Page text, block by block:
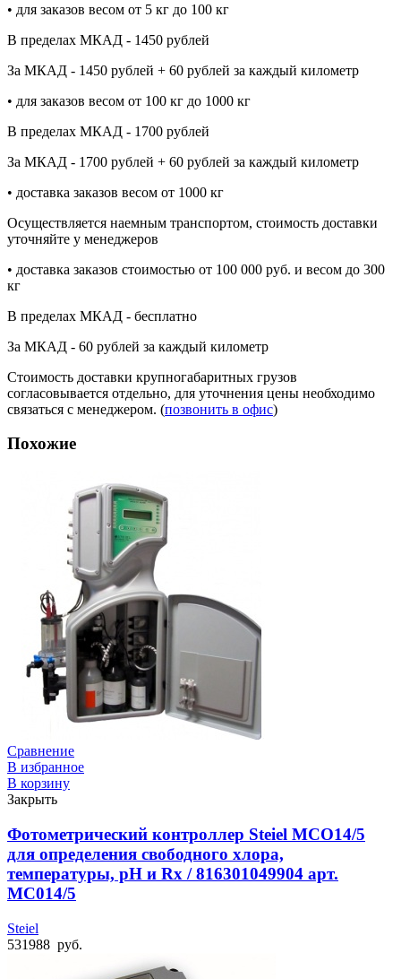
• для заказов весом от 5 кг до 100 кг
В пределах МКАД - 1450 рублей
За МКАД - 1450 рублей + 60 рублей за каждый километр
• для заказов весом от 100 кг до 1000 кг
В пределах МКАД - 1700 рублей
За МКАД - 1700 рублей + 60 рублей за каждый километр
• доставка заказов весом от 1000 кг
Осуществляется наемным транспортом, стоимость доставки
уточняйте у менеджеров
• доставка заказов стоимостью от 100 000 руб. и весом до 300
кг
В пределах МКАД - бесплатно
За МКАД - 60 рублей за каждый километр
Стоимость доставки крупногабаритных грузов
согласовывается отдельно, для уточнения цены необходимо
связаться с менеджером. (позвонить в офис)
Похожие
Сравнение
В избранное
В корзину
Закрыть
Фотометрический контроллер Steiel MCO14/5
для определения свободного хлора,
температуры, pH и Rx / 816301049904 арт.
MC014/5
Steiel
531988 руб.